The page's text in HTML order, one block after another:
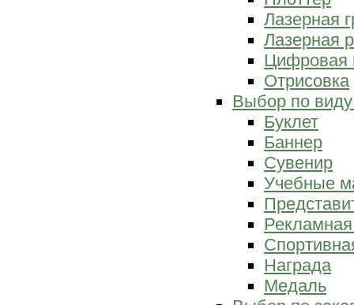
Лазерная
Лазерная
Цифровая
Отрисовка
Выбор по
Буклет
Баннер
Сувенир
Учебные
Награда
Медаль